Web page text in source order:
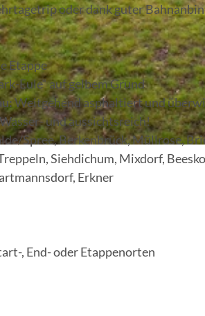
oder dank guter
Etappe
Eule“ auf gelbem Grund
Weitgehend asphaltiert und
und aussichtsreich!
Spree, Berkenbrück, Müllrose,
Siehdichum, Mixdorf,
Erkner
, End- oder Etappenorten